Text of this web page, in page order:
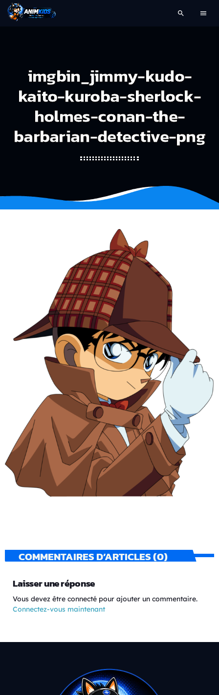
search menu
imgbin_jimmy-kudo-
kaito-kuroba-sherlock-
holmes-conan-the-
barbarian-detective-png
COMMENTAIRES D’ARTICLES (0)
Laisser une réponse
Vous devez être connecté pour ajouter un commentaire.
Connectez-vous maintenant